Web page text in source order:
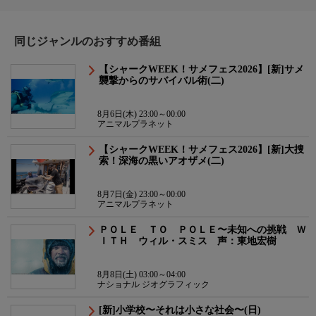
同じジャンルのおすすめ番組
【シャークWEEK！サメフェス2026】[新]サメ
襲撃からのサバイバル術(二)
8月6日(木) 23:00～00:00
アニマルプラネット
【シャークWEEK！サメフェス2026】[新]大捜
索！深海の黒いアオザメ(二)
8月7日(金) 23:00～00:00
アニマルプラネット
ＰＯＬＥ ＴＯ ＰＯＬＥ〜未知への挑戦 Ｗ
ＩＴＨ ウィル・スミス 声：東地宏樹
8月8日(土) 03:00～04:00
ナショナル ジオグラフィック
[新]小学校〜それは小さな社会〜(日)